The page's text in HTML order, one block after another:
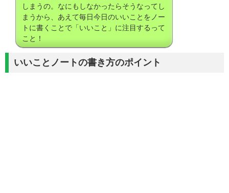
しまうの。なにもしなかったらそうなってし
まうから、あえて毎日今日のいいことをノー
トに書くことで「いいこと」に注目するって
こと！
いいことノートの書き方のポイント